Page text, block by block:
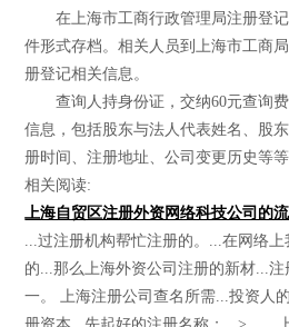
在上海市工商行政管理局注册登记
件形式存档。相关人员到上海市工商
册登记相关信息。
查询人持身份证，交纳60元查询费
信息，包括股东与法人代表姓名、股
册时间、注册地址、公司变更历史等等
相关阅读:
上海自贸区注册外资网络科技公司的
...过注册机构帮忙注册的。...在网络
的...那么上海外资公司注册的新材...
一。 上海注册公司查名所需...投资人